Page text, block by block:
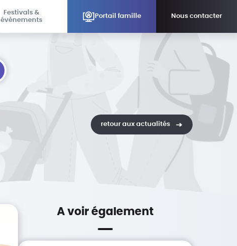
Festivals &
évènements
Portail famille Nous contacter
retour aux actualités
A voir également